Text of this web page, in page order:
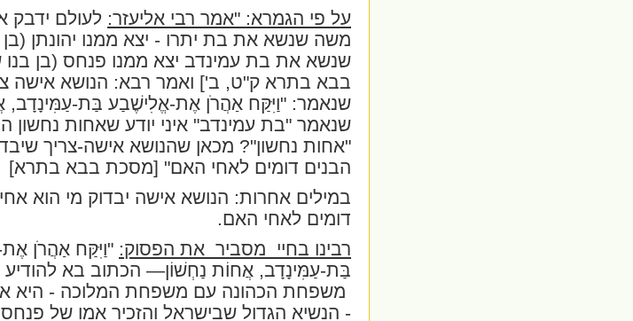
על פי הגמרא: "אמר רבי אליעזר: לעולם ידבק
משה שנשא את בת יתרו - יצא ממנו יהונתן
שנשא את בת עמינדב יצא ממנו פנחס (בן
בבא בתרא ק"ט, ב'] ואמר רבא: הנושא אישה
שנאמר: "וַיִּקַּח אַהֲרֹן אֶת-אֱלִישֶׁבַע בַּת-עַמִּינָדָב,
שנאמר "בת עמינדב" איני יודע שאחות נחשון
"אחות נחשון"? מכאן שהנושא אישה-צריך
הבנים דומים לאחי האם" [מסכת בבא בתרא]
במילים אחרות: הנושא אישה יבדוק מי הוא
דומים לאחי האם.
רבינו בחיי מסביר את הפסוק: "וַיִּקַּח אַהֲרֹן
בַּת-עַמִּינָדָב, אֲחוֹת נַחְשׁוֹן— הכתוב בא
משפחת הכהונה עם משפחת המלוכה - היא
- הנשיא הגדול שבישראל והזכיר אמו של